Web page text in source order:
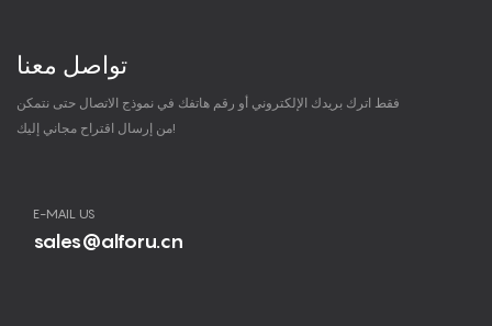
تواصل معنا
فقط اترك بريدك الإلكتروني أو رقم هاتفك في نموذج الاتصال حتى نتمكن
من إرسال اقتراح مجاني إليك!
E-MAIL US
sales@alforu.cn